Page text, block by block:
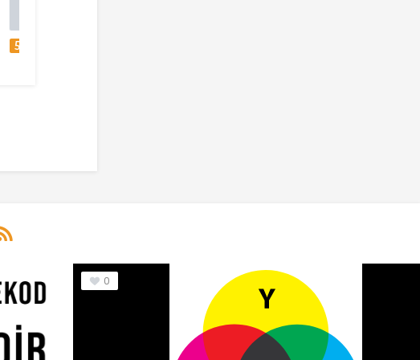
Dub Font
0